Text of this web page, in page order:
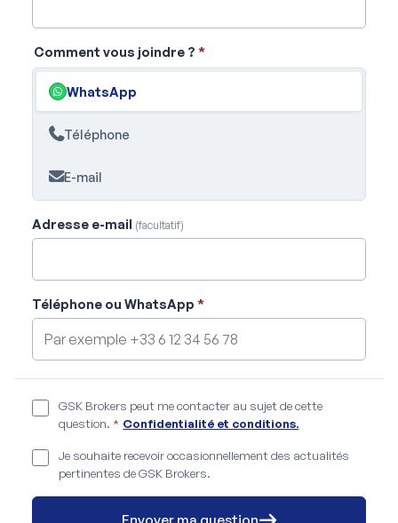
Comment vous joindre ? *
WhatsApp
Téléphone
E-mail
Adresse e-mail (facultatif)
Téléphone ou WhatsApp *
GSK Brokers peut me contacter au sujet de cette
question.* Confidentialité et conditions.
Je souhaite recevoir occasionnellement des actualités
pertinentes de GSK Brokers.